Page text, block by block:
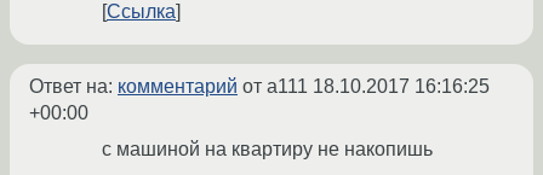
Ссылка
Ответ на: комментарий от a111 18.10.2017 16:16:25
+00:00
с машиной на квартиру не накопишь